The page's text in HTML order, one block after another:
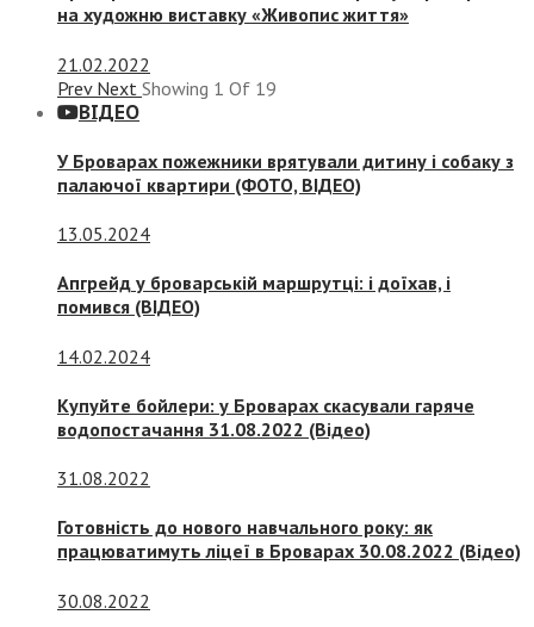
на художню виставку «Живопис життя»
21.02.2022
Prev Next Showing 1 Of 19
ВІДЕО
У Броварах пожежники врятували дитину і собаку з
палаючої квартири (ФОТО, ВІДЕО)
13.05.2024
Апгрейд у броварській маршрутці: і доїхав, і
помився (ВІДЕО)
14.02.2024
Купуйте бойлери: у Броварах скасували гаряче
водопостачання 31.08.2022 (Відео)
31.08.2022
Готовність до нового навчального року: як
працюватимуть ліцеї в Броварах 30.08.2022 (Відео)
30.08.2022